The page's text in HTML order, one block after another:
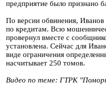
предприятие было признано
По версии обвинения, Иванов
по кредитам. Всю
провернул вместе с
установлена. Сейчас для
виде ограничения
насчитывает 250 томов.
Видео по теме: ГТРК